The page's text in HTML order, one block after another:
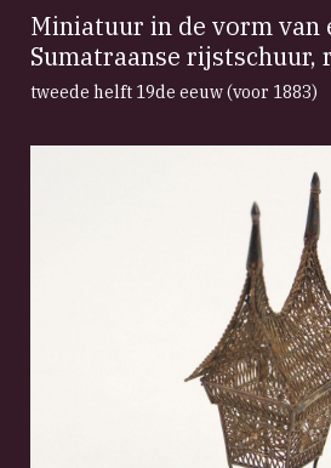
Miniatuur in de vorm van
Sumatraanse rijstschuur,
tweede helft 19de eeuw (voor 1883)